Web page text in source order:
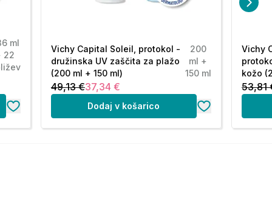
ml
22
Vichy Capital Soleil, protokol -
družinska UV zaščita za plažo
(200 ml + 150 ml)
200
ml +
150 ml
49,13 €37,34 €
Dodaj v košarico
Vichy
kožo
53,81